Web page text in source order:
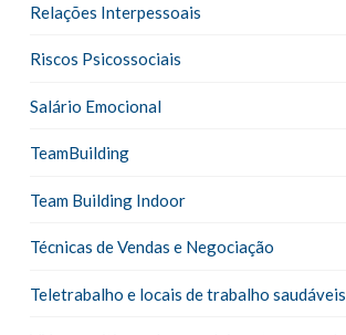
Relações Interpessoais
Riscos Psicossociais
Salário Emocional
TeamBuilding
Team Building Indoor
Técnicas de Vendas e Negociação
Teletrabalho e locais de trabalho saudáveis